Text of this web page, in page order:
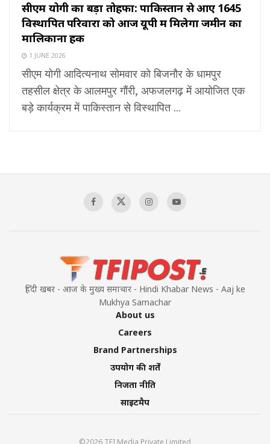
सीएम योगी का बड़ा तोहफा: पाकिस्तान से आए 1645
विस्थापित परिवारों को आज यूपी में मिलेगा जमीन का
मालिकाना हक
1 JUNE 2026
सीएम योगी आदित्यनाथ सोमवार को बिजनौर के धामपुर
तहसील क्षेत्र के आलमपुर गौंरी, अफजलगढ़ में आयोजित एक
बड़े कार्यक्रम में पाकिस्तान से विस्थापित ...
हिंदी खबर - आज के मुख्य समाचार - Hindi Khabar News - Aaj ke
Mukhya Samachar
About us
Careers
Brand Partnerships
उपयोग की शर्तें
निजता नीति
साइटमैप